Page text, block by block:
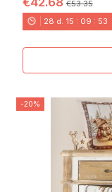
€53.35
28 d. 15 : 09 : 52
-20%